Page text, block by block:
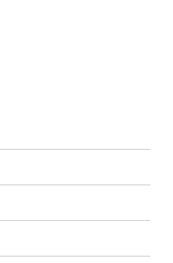
Auto, Motorrad,